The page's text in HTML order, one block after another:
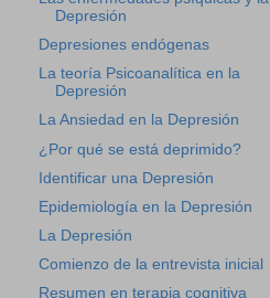
Depresión
Depresiones endógenas
La teoría Psicoanalítica en la
Depresión
La Ansiedad en la Depresión
¿Por qué se está deprimido?
Identificar una Depresión
Epidemiología en la Depresión
La Depresión
Comienzo de la entrevista inicial
Resumen en terapia cognitiva